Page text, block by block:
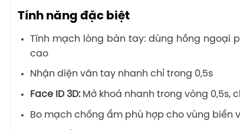
Tính năng đặc biệt
Tĩnh mạch lòng bàn tay: dùng hồng ngoại
cao
Nhận diện vân tay nhanh chỉ trong 0,5s
Face ID 3D:Mở khoá nhanh trong vòng 0,5s,
Bo mạch chống ẩm phù hợp cho vùng biển